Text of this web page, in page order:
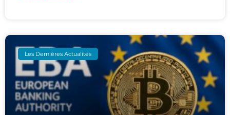
Les Dernières Actualités